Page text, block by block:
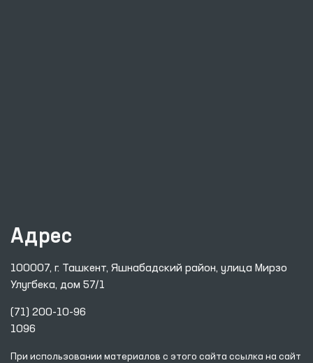
Адрес
100007, г. Ташкент, Яшнабадский район, улица Мирзо
Улугбека, дом 57/1
(71) 200-10-96
1096
При использовании материалов с этого сайта ссылка на сайт